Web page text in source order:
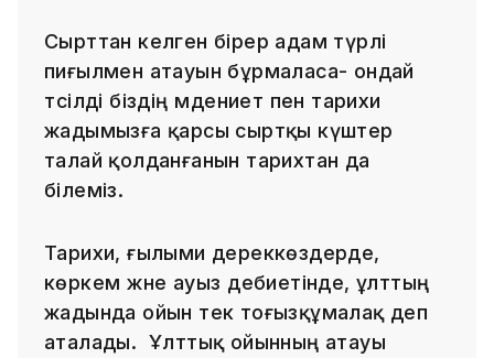
Сырттан келген бірер адам түрлі
пиғылмен атауын бұрмаласа- ондай
тәсілді біздің мәдениет пен тарихи
жадымызға қарсы сыртқы күштер
талай қолданғанын тарихтан да
білеміз.
Тарихи, ғылыми дереккөздерде,
көркем және ауыз әдебиетінде, ұлттың
жадында ойын тек тоғызқұмалақ деп
аталады. Ұлттық ойынның атауы